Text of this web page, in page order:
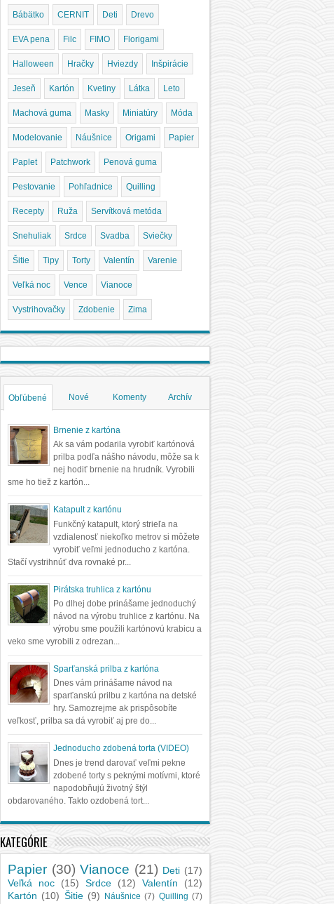
Bábätko CERNIT Deti Drevo
EVA pena Filc FIMO Florigami
Halloween Hračky Hviezdy Inšpirácie
Jeseň Kartón Kvetiny Látka Leto
Machová guma Masky Miniatúry Móda
Modelovanie Náušnice Origami Papier
Paplet Patchwork Penová guma
Pestovanie Pohľadnice Quilling
Recepty Ruža Servítková metóda
Snehuliak Srdce Svadba Sviečky
Šitie Tipy Torty Valentín Varenie
Veľká noc Vence Vianoce
Vystrihovačky Zdobenie Zima
Obľúbené Nové Komenty Archív
Brnenie z kartóna
Ak sa vám podarila vyrobiť kartónová
prilba podľa nášho návodu, môže sa k
nej hodiť brnenie na hrudník. Vyrobili
sme ho tiež z kartón...
Katapult z kartónu
Funkčný katapult, ktorý strieľa na
vzdialenosť niekoľko metrov si môžete
vyrobiť veľmi jednoducho z kartóna.
Stačí vystrihnúť dva rovnaké pr...
Pirátska truhlica z kartónu
Po dlhej dobe prinášame jednoduchý
návod na výrobu truhlice z kartónu. Na
výrobu sme použili kartónovú krabicu a
veko sme vyrobili z odrezan...
Sparťanská prilba z kartóna
Dnes vám prinášame návod na
sparťanskú prilbu z kartóna na detské
hry. Samozrejme ak prispôsobíte
veľkosť, prilba sa dá vyrobiť aj pre do...
Jednoducho zdobená torta (VIDEO)
Dnes je trend darovať veľmi pekne
zdobené torty s peknými motívmi, ktoré
napodobňujú životný štýl
obdarovaného. Takto ozdobená tort...
KATEGÓRIE
Papier (30) Vianoce (21) Deti (17)
Veľká noc
(15) Srdce (12) Valentín
(12)
Kartón (10) Šitie (9) Náušnice (7) Quilling (7)